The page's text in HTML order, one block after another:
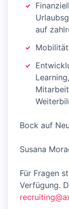
auf
Bock auf
Susana
Für Fragen
Verfügung.